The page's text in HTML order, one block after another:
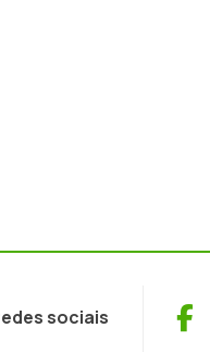
sociais